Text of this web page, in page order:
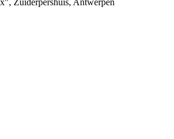
Zuiderpershuis, Antwerpen